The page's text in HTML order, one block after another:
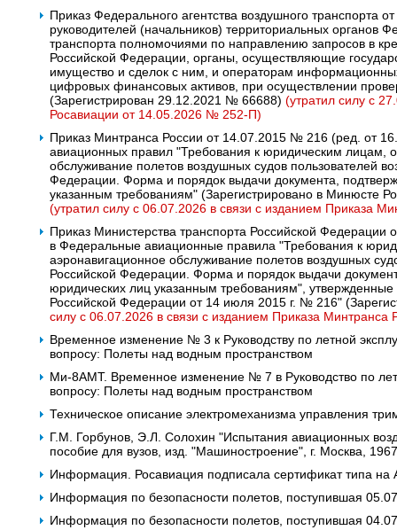
Приказ Федерального агентства воздушного
руководителей (начальников) территориальных органов
транспорта полномочиями по направлению запросов в
Российской Федерации, органы, осуществляющие
имущество и сделок с ним, и операторам
цифровых финансовых активов, при осуществлении
(Зарегистрирован 29.12.2021 № 66688) (утратил силу с
Росавиации от 14.05.2026 № 252-П)
Приказ Минтранса России от 14.07.2015 № 216 (ред. от
авиационных правил "Требования к юридическим лицам,
обслуживание полетов воздушных судов пользователей
Федерации. Форма и порядок выдачи документа,
указанным требованиям" (Зарегистрировано в Минюсте
(утратил силу с 06.07.2026 в связи с изданием Приказа
Приказ Министерства транспорта Российской
в Федеральные авиационные правила "Требования к
аэронавигационное обслуживание полетов воздушных
Российской Федерации. Форма и порядок выдачи
юридических лиц указанным требованиям",
Российской Федерации от 14 июля 2015 г. № 216"
силу с 06.07.2026 в связи с изданием Приказа
Временное изменение № 3 к Руководству по летной
вопросу: Полеты над водным пространством
Ми-8АМТ. Временное изменение № 7 в Руководство по
вопросу: Полеты над водным пространством
Техническое описание электромеханизма управления
Г.М. Горбунов, Э.Л. Солохин "Испытания авиационных
пособие для вузов, изд. "Машиностроение", г. Москва,
Информация. Росавиация подписала сертификат типа
Информация по безопасности полетов, поступившая
Информация по безопасности полетов, поступившая